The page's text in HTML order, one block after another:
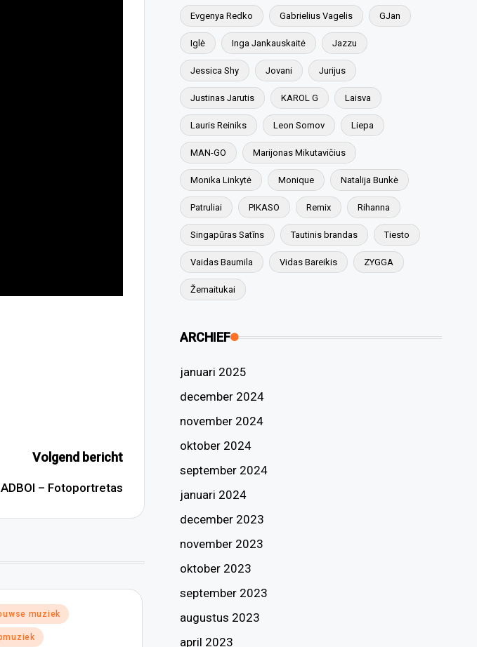
Volgend bericht
– Fotoportretas
muziek
Evgenya Redko Gabrielius Vagelis GJan
Iglė Inga Jankauskaitė Jazzu
Jessica Shy Jovani Jurijus
Justinas Jarutis KAROL G Laisva
Lauris Reiniks Leon Somov Liepa
MAN-GO Marijonas Mikutavičius
Monika Linkytė Monique Natalija Bunkė
Patruliai PIKASO Remix Rihanna
Singapūras Satīns Tautinis brandas Tiesto
Vaidas Baumila Vidas Bareikis ZYGGA
Žemaitukai
ARCHIEF
januari 2025
december 2024
november 2024
oktober 2024
september 2024
januari 2024
december 2023
november 2023
oktober 2023
september 2023
augustus 2023
april 2023